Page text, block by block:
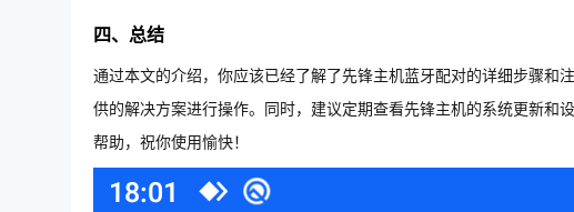
四、总结
通过本文的介绍，你应该已经了解了先锋主机蓝牙配对的详细步骤
供的解决方案进行操作。同时，建议定期查看先锋主机的系统更新
帮助，祝你使用愉快！